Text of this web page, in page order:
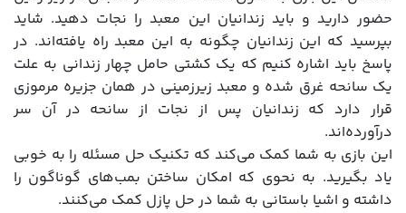
حضور دارید و باید زندانیان این معبد را نجات دهید. شاید
بپرسید که این زندانیان چگونه به این معبد راه یافته‌اند. در
پاسخ باید اشاره کنیم که یک کشتی حامل چهار زندانی به علت
یک سانحه غرق شده و معبد زیرزمینی در همان جزیره مرموزی
قرار دارد که زندانیان پس از نجات از سانحه در آن سر
درآورده‌اند.
این بازی به شما کمک می‌کند که تکنیک حل مسئله را به خوبی
یاد بگیرید. به نحوی که امکان ساختن بمب‌های گوناگون را
داشته و اشیا باستانی به شما در حل پازل کمک می‌کنند.